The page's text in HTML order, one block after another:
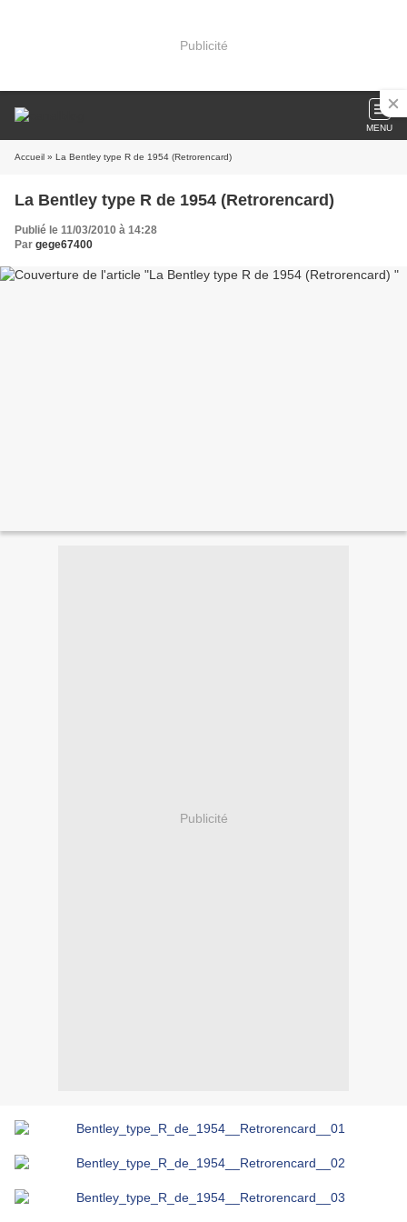
Publicité
MENU
Accueil » La Bentley type R de 1954 (Retrorencard)
La Bentley type R de 1954 (Retrorencard)
Publié le 11/03/2010 à 14:28
Par gege67400
Publicité